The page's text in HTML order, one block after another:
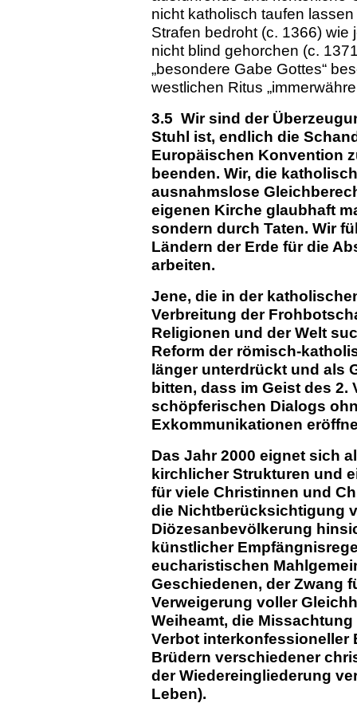
nicht katholisch taufen
Strafen bedroht (c. 1366)
nicht blind gehorchen (c.
„besondere Gabe Gottes“
westlichen Ritus
3.5 Wir sind der
Stuhl ist, endlich die
Europäischen Konvention
beenden. Wir, die
ausnahmslose
eigenen Kirche glaubhaft
sondern durch Taten. Wir
Ländern der Erde für die
arbeiten.
Jene, die in der
Verbreitung der
Religionen und der Welt
Reform der römisch-
länger unterdrückt und als
bitten, dass im Geist des
schöpferischen Dialogs
Exkommunikationen
Das Jahr 2000 eignet sich
kirchlicher Strukturen und
für viele Christinnen und
die Nichtberücksichtigung
Diözesanbevölkerung
künstlicher
eucharistischen
Geschiedenen, der Zwang
Verweigerung voller
Weiheamt, die
Verbot interkonfessioneller
Brüdern verschiedener
der Wiedereingliederung
Leben).